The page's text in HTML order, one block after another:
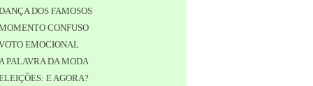
DOS FAMOSOS
CONFUSO
EMOCIONAL
PALAVRA DA MODA
E AGORA?